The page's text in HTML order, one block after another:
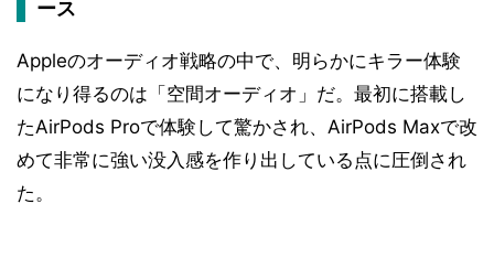
ース
Appleのオーディオ戦略の中で、明らかにキラー体験
になり得るのは「空間オーディオ」だ。最初に搭載し
たAirPods Proで体験して驚かされ、AirPods Maxで改
めて非常に強い没入感を作り出している点に圧倒され
た。